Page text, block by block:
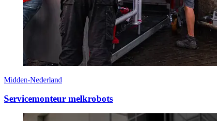
Midden-Nederland
Servicemonteur melkrobots